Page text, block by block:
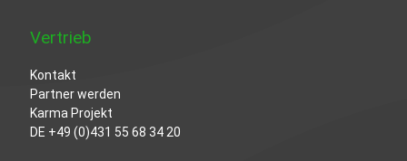
Vertrieb
Kontakt
Partner werden
Karma Projekt
DE +49 (0)431 55 68 34 20